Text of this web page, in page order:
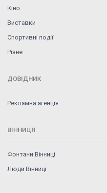
Кіно
Виставки
Спортивні події
Різне
ДОВІДНИК
Рекламна агенція
ВІННИЦЯ
Фонтани Вінниці
Люди Вінниці